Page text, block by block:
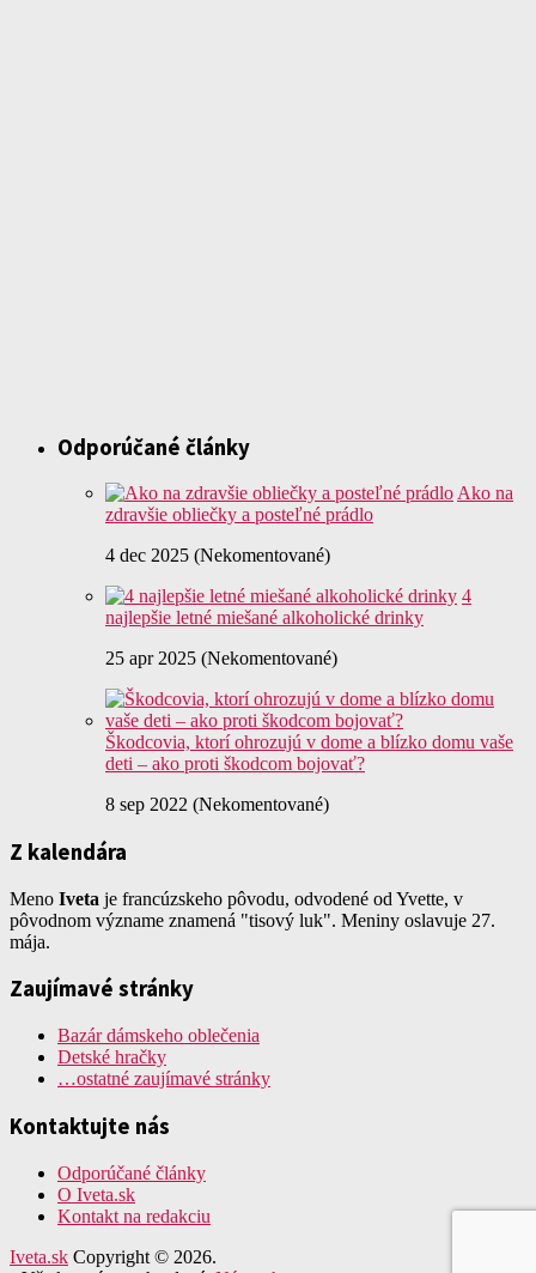
Odporúčané články
Ako na
zdravšie obliečky a posteľné prádlo
4 dec 2025 (Nekomentované)
4
najlepšie letné miešané alkoholické drinky
25 apr 2025 (Nekomentované)
Škodcovia, ktorí ohrozujú v dome a blízko domu vaše
deti – ako proti škodcom bojovať?
8 sep 2022 (Nekomentované)
Z kalendára
Meno Iveta je francúzskeho pôvodu, odvodené od Yvette, v
pôvodnom význame znamená "tisový luk". Meniny oslavuje 27.
mája.
Zaujímavé stránky
Bazár dámskeho oblečenia
Detské hračky
…ostatné zaujímavé stránky
Kontaktujte nás
Odporúčané články
O Iveta.sk
Kontakt na redakciu
Iveta.sk Copyright © 2026.